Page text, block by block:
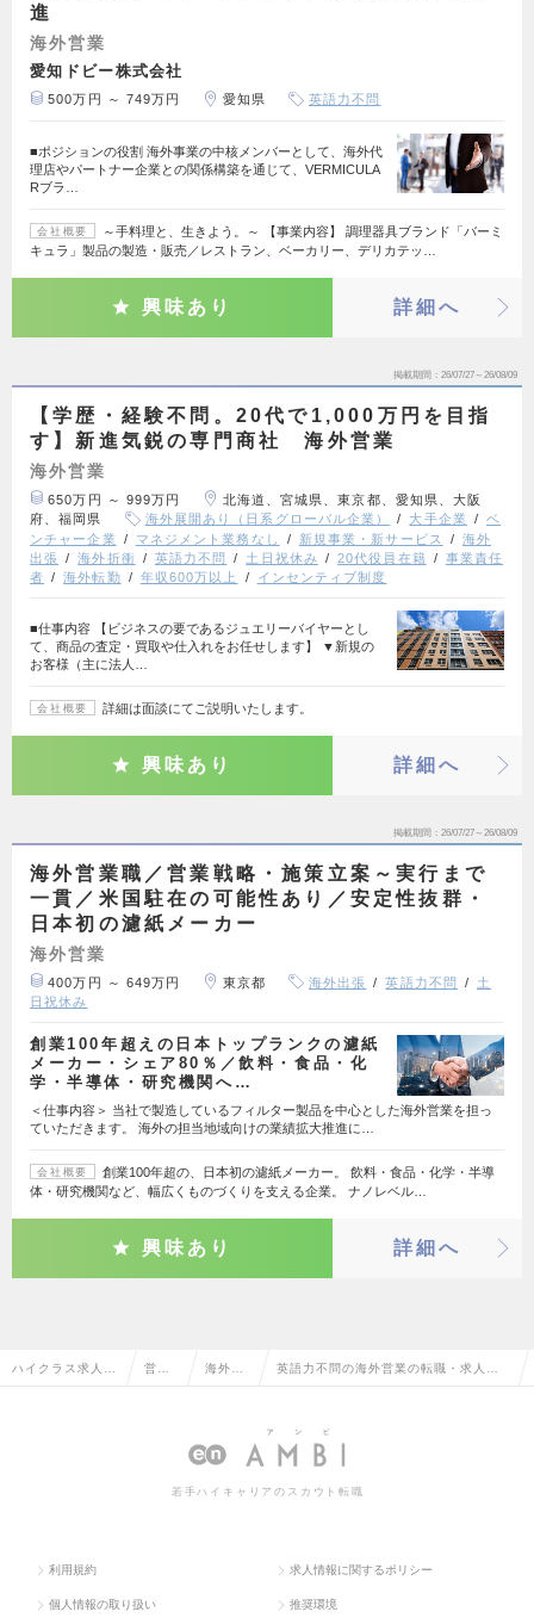
進
海外営業
愛知ドビー株式会社
500万円 ～ 749万円 愛知県 英語力不問
■ポジションの役割 海外事業の中核メンバーとして、海外代
理店やパートナー企業との関係構築を通じて、VERMICULA
Rブラ…
会社概要
～手料理と、生きよう。～ 【事業内容】 調理器具ブランド「バーミ
キュラ」製品の製造・販売／レストラン、ベーカリー、デリカテッ…
興味あり 詳細へ
掲載期間 26/07/27～26/08/09
【学歴・経験不問。20代で1,000万円を目指
す】新進気鋭の専門商社 海外営業
海外営業
650万円 ～ 999万円
北海道、宮城県、東京都、愛知県、大阪
府、福岡県
海外展開あり（日系グローバル企業） 大手企業
ベ
ンチャー企業
マネジメント業務なし 新規事業・新サービス
海外
出張
海外折衝 英語力不問 土日祝休み 20代役員在籍
事業責任
者
海外転勤 年収600万以上 インセンティブ制度
■仕事内容 【ビジネスの要であるジュエリーバイヤーとし
て、商品の査定・買取や仕入れをお任せします】 ▼新規の
お客様（主に法人…
会社概要 詳細は面談にてご説明いたします。
興味あり 詳細へ
掲載期間 26/07/27～26/08/09
海外営業職／営業戦略・施策立案～実行まで
一貫／米国駐在の可能性あり／安定性抜群・
日本初の濾紙メーカー
海外営業
400万円 ～ 649万円 東京都 海外出張 英語力不問
土
日祝休み
創業100年超えの日本トップランクの濾紙
メーカー・シェア80％／飲料・食品・化
学・半導体・研究機関へ…
＜仕事内容＞ 当社で製造しているフィルター製品を中心とした海外営業を担っ
ていただきます。 海外の担当地域向けの業績拡大推進に…
会社概要
創業100年超の、日本初の濾紙メーカー。 飲料・食品・化学・半導
体・研究機関など、幅広くものづくりを支える企業。 ナノレベル…
興味あり 詳細へ
ハイクラス求人T 営業 海外営 英語力不問の海外営業の転職・求人情
若手ハイキャリアのスカウト転職
利用規約 求人情報に関するポリシー
個人情報の取り扱い 推奨環境